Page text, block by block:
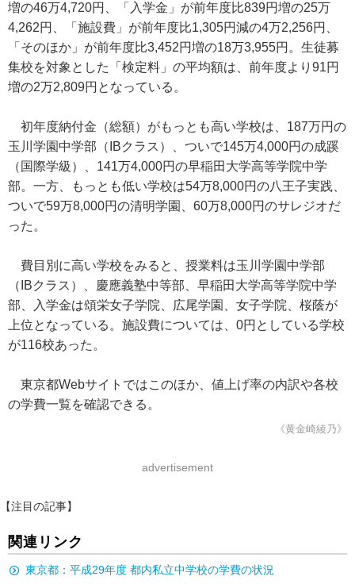
増の46万4,720円、「入学金」が前年度比839円増の25万
4,262円、「施設費」が前年度比1,305円減の4万2,256円、
「そのほか」が前年度比3,452円増の18万3,955円。生徒募
集校を対象とした「検定料」の平均額は、前年度より91円
増の2万2,809円となっている。
初年度納付金（総額）がもっとも高い学校は、187万円の
玉川学園中学部（IBクラス）、ついで145万4,000円の成蹊
（国際学級）、141万4,000円の早稲田大学高等学院中学
部。一方、もっとも低い学校は54万8,000円の八王子実践、
ついで59万8,000円の清明学園、60万8,000円のサレジオだ
った。
費目別に高い学校をみると、授業料は玉川学園中学部
（IBクラス）、慶應義塾中等部、早稲田大学高等学院中学
部、入学金は頌栄女子学院、広尾学園、女子学院、桜蔭が
上位となっている。施設費については、0円としている学校
が116校あった。
東京都Webサイトではこのほか、値上げ率の内訳や各校
の学費一覧を確認できる。
《黄金崎綾乃》
advertisement
【注目の記事】
関連リンク
東京都：平成29年度 都内私立中学校の学費の状況